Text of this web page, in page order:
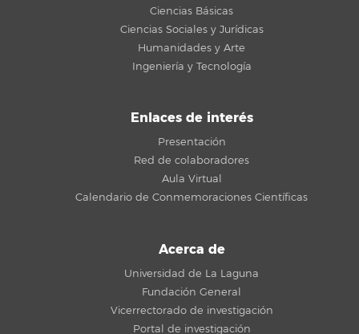
Ciencias Básicas
Ciencias Sociales y Jurídicas
Humanidades y Arte
Ingeniería y Tecnología
Enlaces de interés
Presentación
Red de colaboradores
Aula Virtual
Calendario de Conmemoraciones Científicas
Acerca de
Universidad de La Laguna
Fundación General
Vicerrectorado de investigación
Portal de investigación